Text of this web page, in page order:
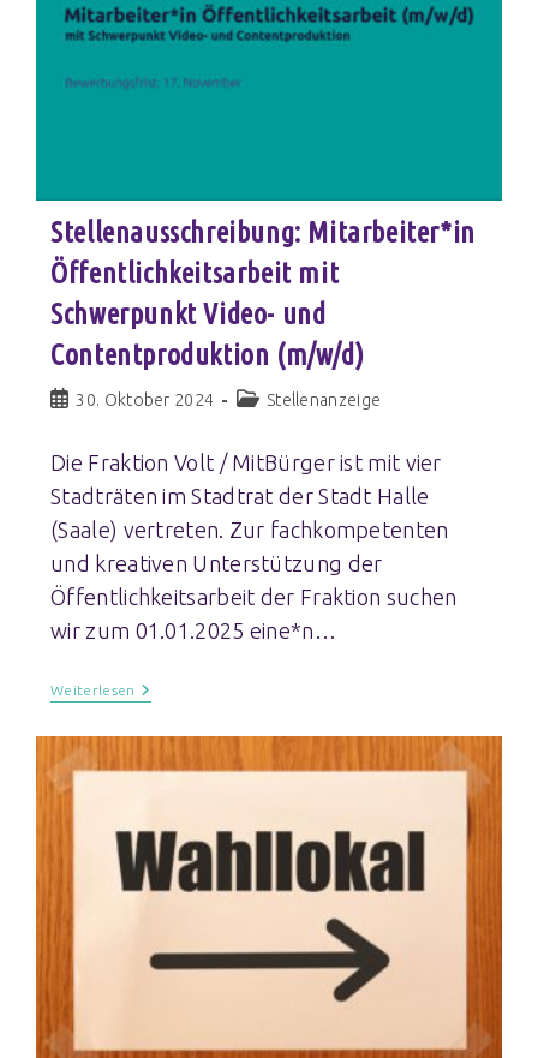
Stellenausschreibung: Mitarbeiter*in
Öffentlichkeitsarbeit mit
Schwerpunkt Video- und
Contentproduktion (m/w/d)
30. Oktober 2024 Stellenanzeige
Die Fraktion Volt / MitBürger ist mit vier
Stadträten im Stadtrat der Stadt Halle
(Saale) vertreten. Zur fachkompetenten
und kreativen Unterstützung der
Öffentlichkeitsarbeit der Fraktion suchen
wir zum 01.01.2025 eine*n…
Weiterlesen